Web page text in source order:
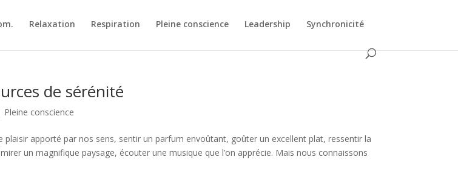
Relaxation Respiration Pleine conscience Leadership Synchronicité
de sérénité
Pleine conscience
plaisir apporté par nos sens, sentir un parfum envoûtant, goûter un excellent plat, ressentir la
un magnifique paysage, écouter une musique que l’on apprécie. Mais nous connaissons